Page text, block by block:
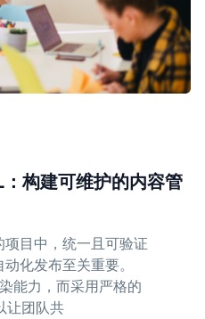
构建可维护的内容管
目中，统一且可验证
化发布至关重要。
能力，而采用严格的
让团队共